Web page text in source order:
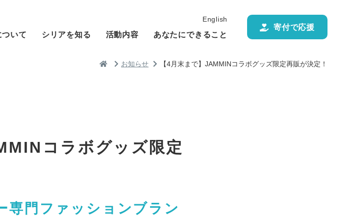
English
いて シリアを知る 活動内容 あなたにできること
寄付で応援
お知らせ 【4月末まで】JAMMINコラボグッズ限定再販が決定！
コラボグッズ限定
専門ファッションブラン